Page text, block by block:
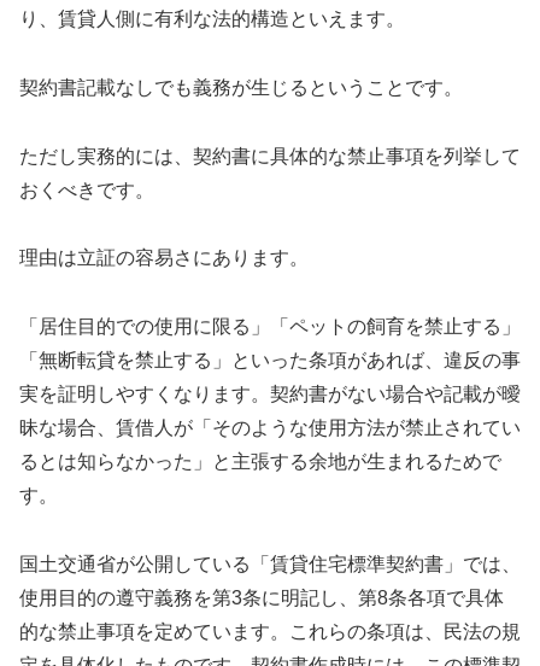
り、賃貸人側に有利な法的構造といえます。
契約書記載なしでも義務が生じるということです。
ただし実務的には、契約書に具体的な禁止事項を列挙して
おくべきです。
理由は立証の容易さにあります。
「居住目的での使用に限る」「ペットの飼育を禁止する」
「無断転貸を禁止する」といった条項があれば、違反の事
実を証明しやすくなります。契約書がない場合や記載が曖
昧な場合、賃借人が「そのような使用方法が禁止されてい
るとは知らなかった」と主張する余地が生まれるためで
す。
国土交通省が公開している「賃貸住宅標準契約書」では、
使用目的の遵守義務を第3条に明記し、第8条各項で具体
的な禁止事項を定めています。これらの条項は、民法の規